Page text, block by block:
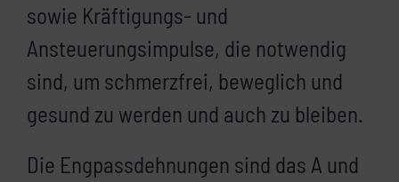
sowie Kräftigungs- und
Ansteuerungsimpulse, die notwendig
sind, um schmerzfrei, beweglich und
gesund zu werden und auch zu bleiben.
Die Engpassdehnungen sind das A und